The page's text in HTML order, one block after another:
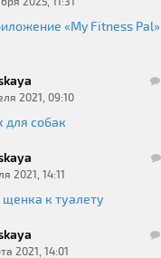
«My Fitness Pal»
2021, 09:10
для собак
2021, 14:11
щенка к туалету
2021, 14:01